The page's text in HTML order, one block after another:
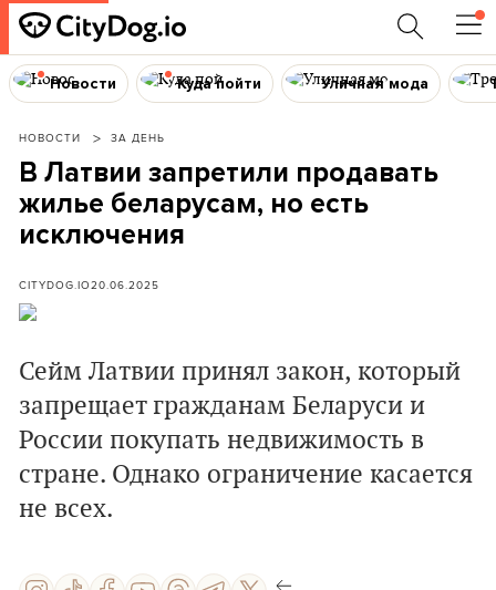
Новости Куда пойти Уличная мода
НОВОСТИ ЗА ДЕНЬ
В Латвии запретили продавать
жилье беларусам, но есть
исключения
CITYDOG.IO20.06.2025
Сейм Латвии принял закон, который
запрещает гражданам Беларуси и
России покупать недвижимость в
стране. Однако ограничение касается
не всех.